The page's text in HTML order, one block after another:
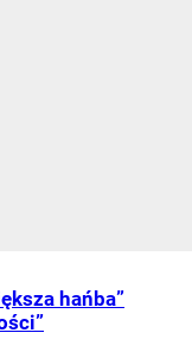
hańba”